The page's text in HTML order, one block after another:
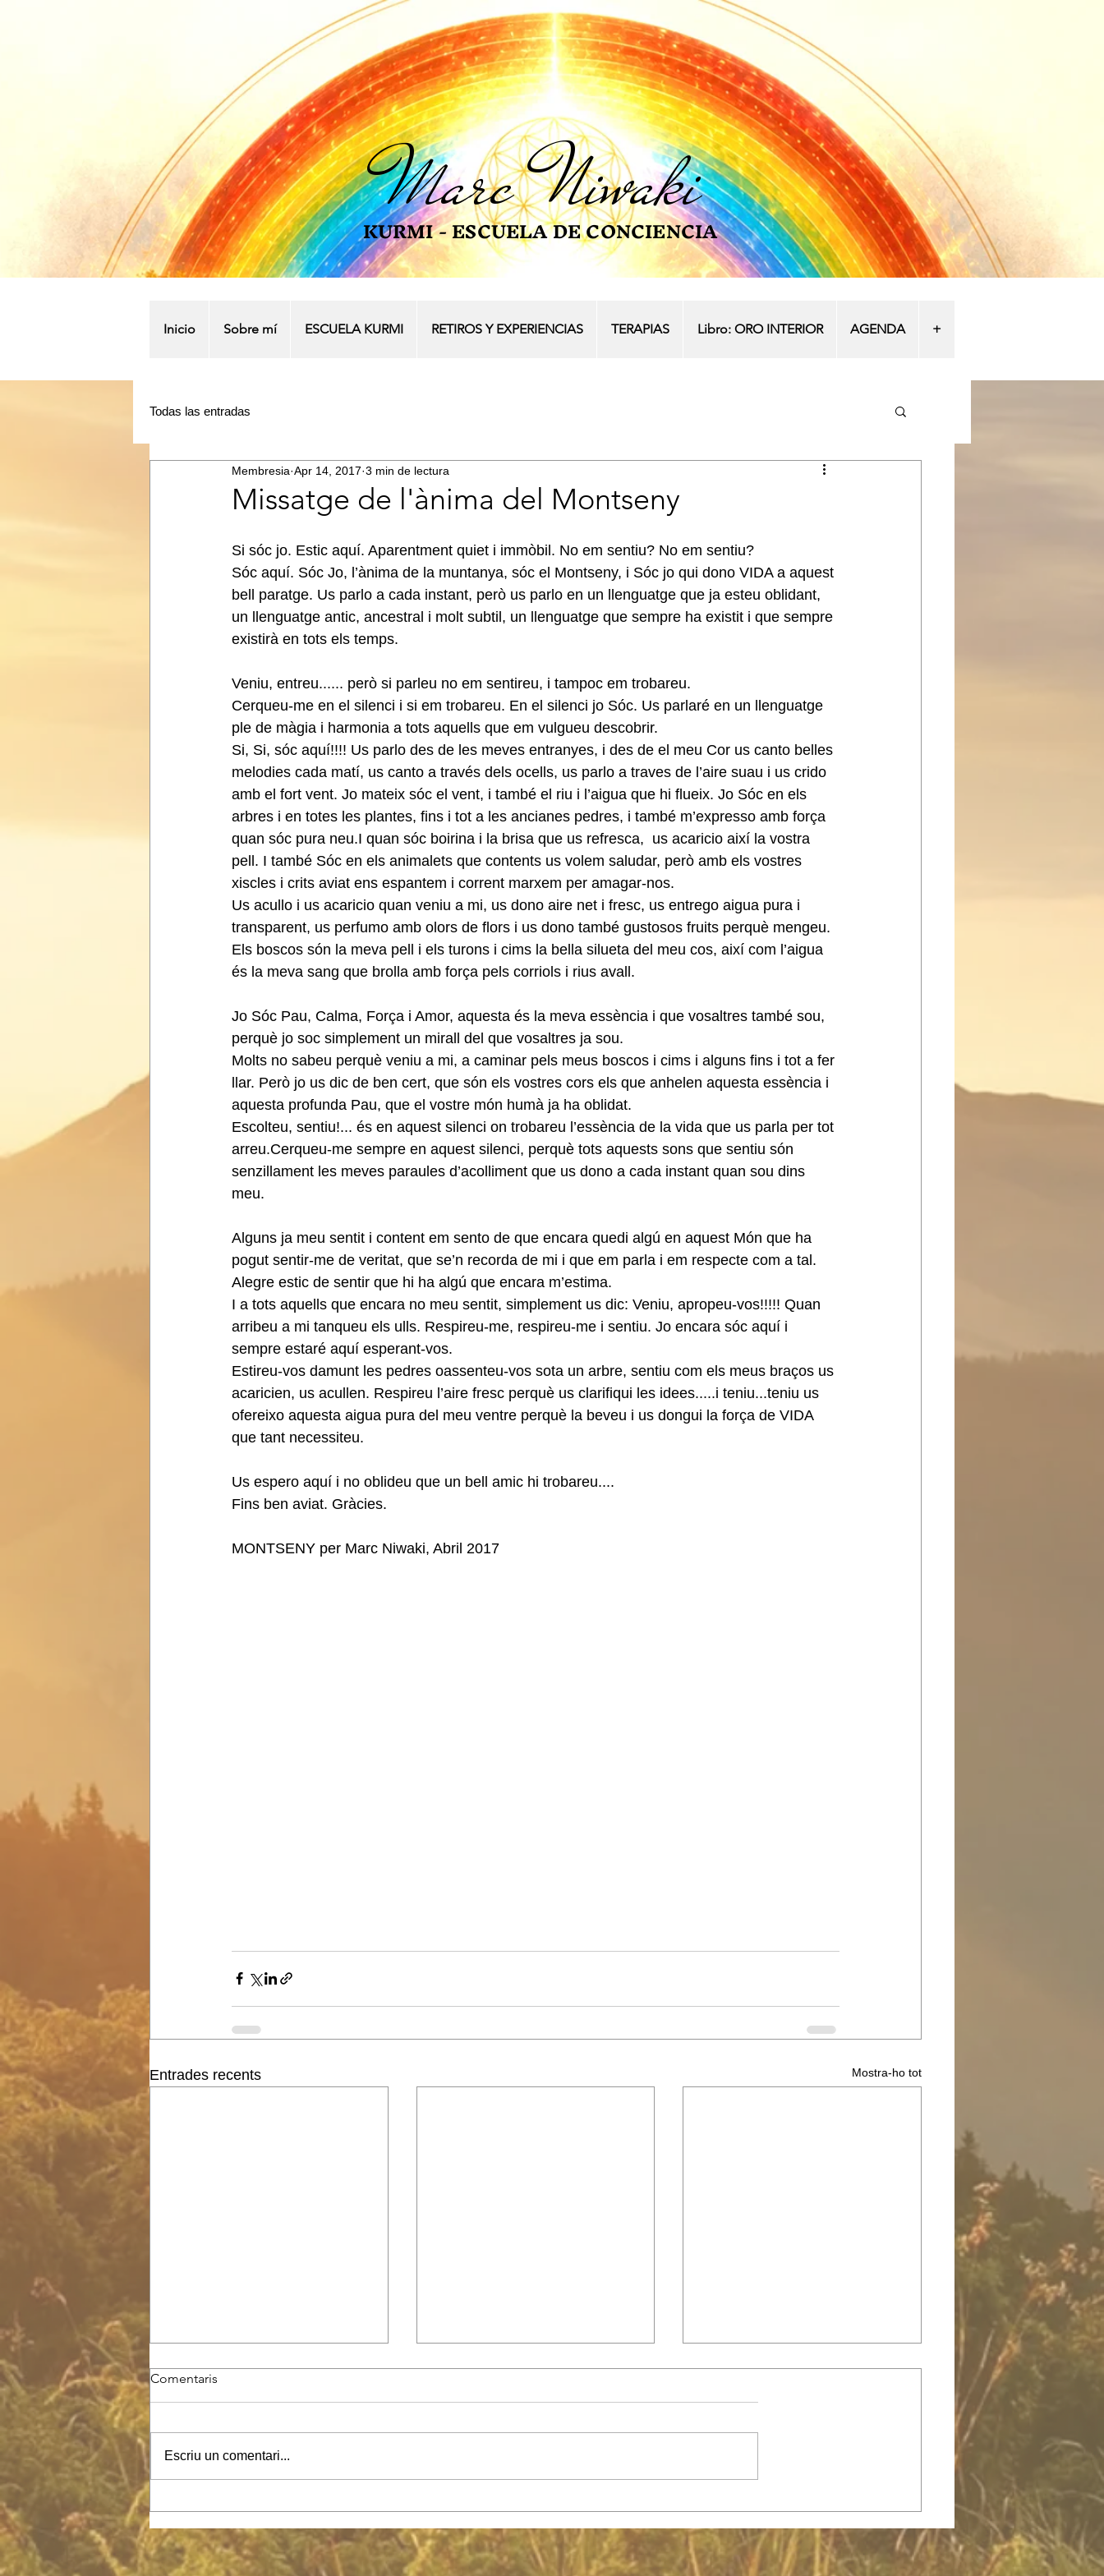
Marc Niwaki
KURMI - ESCUELA DE CONCIENCIA
Inicio Sobre mí ESCUELA KURMI RETIROS Y EXPERIENCIAS TERAPIAS Libro: ORO INTERIOR AGENDA +
Todas las entradas
Missatge de l'ànima del Montseny
Membresia Apr 14, 2017 3 min de lectura
Si sóc jo. Estic aquí. Aparentment quiet i immòbil. No em sentiu? No em sentiu?
Sóc aquí. Sóc Jo, l’ànima de la muntanya, sóc el Montseny, i Sóc jo qui dono VIDA a aquest
bell paratge. Us parlo a cada instant, però us parlo en un llenguatge que ja esteu oblidant,
un llenguatge antic, ancestral i molt subtil, un llenguatge que sempre ha existit i que sempre
existirà en tots els temps.
Veniu, entreu...... però si parleu no em sentireu, i tampoc em trobareu.
Cerqueu-me en el silenci i si em trobareu. En el silenci jo Sóc. Us parlaré en un llenguatge
ple de màgia i harmonia a tots aquells que em vulgueu descobrir.
Si, Si, sóc aquí!!!! Us parlo des de les meves entranyes, i des de el meu Cor us canto belles
melodies cada matí, us canto a través dels ocells, us parlo a traves de l’aire suau i us crido
amb el fort vent. Jo mateix sóc el vent, i també el riu i l’aigua que hi flueix. Jo Sóc en els
arbres i en totes les plantes, fins i tot a les ancianes pedres, i també m’expresso amb força
quan sóc pura neu.I quan sóc boirina i la brisa que us refresca,  us acaricio així la vostra
pell. I també Sóc en els animalets que contents us volem saludar, però amb els vostres
xiscles i crits aviat ens espantem i corrent marxem per amagar-nos.
Us acullo i us acaricio quan veniu a mi, us dono aire net i fresc, us entrego aigua pura i
transparent, us perfumo amb olors de flors i us dono també gustosos fruits perquè mengeu.
Els boscos són la meva pell i els turons i cims la bella silueta del meu cos, així com l’aigua
és la meva sang que brolla amb força pels corriols i rius avall.
Jo Sóc Pau, Calma, Força i Amor, aquesta és la meva essència i que vosaltres també sou,
perquè jo soc simplement un mirall del que vosaltres ja sou.
Molts no sabeu perquè veniu a mi, a caminar pels meus boscos i cims i alguns fins i tot a fer
llar. Però jo us dic de ben cert, que són els vostres cors els que anhelen aquesta essència i
aquesta profunda Pau, que el vostre món humà ja ha oblidat.
Escolteu, sentiu!... és en aquest silenci on trobareu l’essència de la vida que us parla per tot
arreu.Cerqueu-me sempre en aquest silenci, perquè tots aquests sons que sentiu són
senzillament les meves paraules d’acolliment que us dono a cada instant quan sou dins
meu.
Alguns ja meu sentit i content em sento de que encara quedi algú en aquest Món que ha
pogut sentir-me de veritat, que se’n recorda de mi i que em parla i em respecte com a tal.
Alegre estic de sentir que hi ha algú que encara m’estima.
I a tots aquells que encara no meu sentit, simplement us dic: Veniu, apropeu-vos!!!!! Quan
arribeu a mi tanqueu els ulls. Respireu-me, respireu-me i sentiu. Jo encara sóc aquí i
sempre estaré aquí esperant-vos.
Estireu-vos damunt les pedres oassenteu-vos sota un arbre, sentiu com els meus braços us
acaricien, us acullen. Respireu l’aire fresc perquè us clarifiqui les idees.....i teniu...teniu us
ofereixo aquesta aigua pura del meu ventre perquè la beveu i us dongui la força de VIDA
que tant necessiteu.
Us espero aquí i no oblideu que un bell amic hi trobareu....
Fins ben aviat. Gràcies.
MONTSENY per Marc Niwaki, Abril 2017
Entrades recents Mostra-ho tot
Comentaris
Escriu un comentari...